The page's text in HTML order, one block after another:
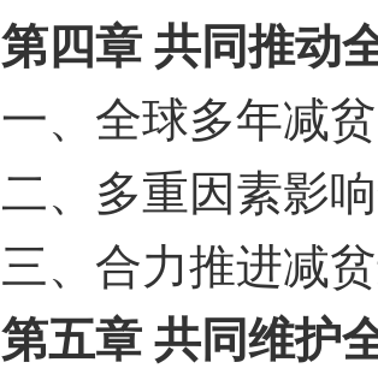
第四章 共同推动
一、全球多年减
二、多重因素影
三、合力推进减
第五章 共同维护